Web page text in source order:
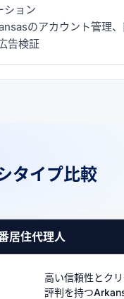
ション
のアカウント管理、
告検証
タイプ比較
居住代理人
高い信頼性とク
評判を持つ